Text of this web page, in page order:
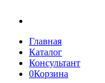
Главная
Каталог
Консультант
0Корзина